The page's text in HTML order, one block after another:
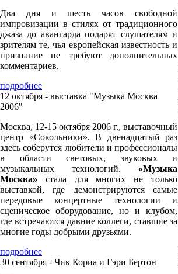
Два дня и шесть часов свободной
импровизации в стилях от традиционного
джаза до авангарда подарят слушателям и
зрителям те, чья европейская известность и
признание не требуют дополнительных
комментариев.
подробнее
12 октября - выставка "Музыка Москва
2006"
Москва, 12-15 октября 2006 г., выставочный
центр «Сокольники». В двенадцатый раз
здесь соберутся любители и профессионалы
в области световых, звуковых и
музыкальных технологий. «Музыка
Москва» стала для многих не только
выставкой, где демонстрируются самые
передовые концертные технологии и
сценическое оборудование, но и клубом,
где встречаются давние коллеги, ставшие за
многие годы добрыми друзьями.
подробнее
30 сентября - Чик Кориа и Гэри Бертон